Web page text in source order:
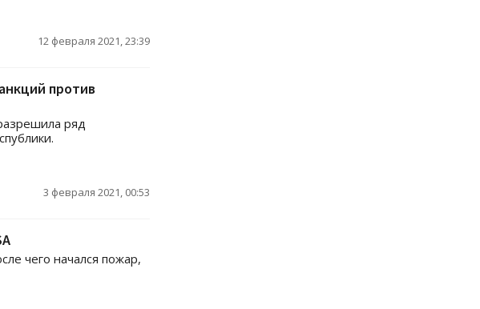
12 февраля 2021, 23:39
против
ряд
3 февраля 2021, 00:53
чего начался пожар,